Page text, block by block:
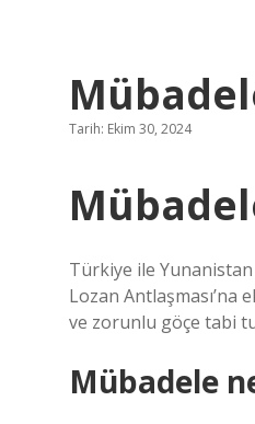
Tarih: Ekim 30, 2024
Türkiye ile Yunanistan
Lozan Antlaşması’na
ve zorunlu göçe tabi
Mübadele